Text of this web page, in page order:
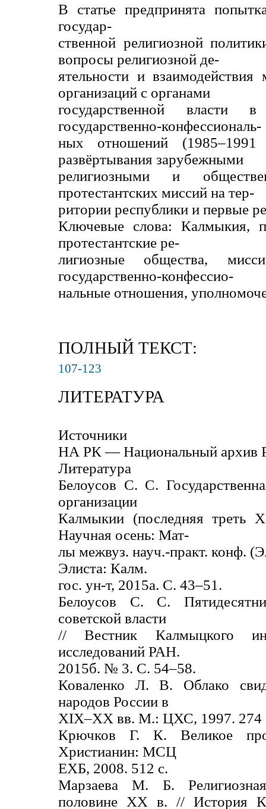
В статье предпринята
государ-
ственной религиозной
вопросы религиозной де-
ятельности и взаимодействия
организаций с органами
государственной власти
государственно-конфессиональ-
ных отношений (1985–1991
развёртывания зарубежными
религиозными и
протестантских миссий на тер-
ритории республики и первые
Ключевые слова: Калмыкия,
протестантские ре-
лигиозные общества,
государственно-конфессио-
нальные отношения,
ПОЛНЫЙ ТЕКСТ:
107-123
ЛИТЕРАТУРА
Источники
НА РК — Национальный архив
Литература
Белоусов С. С.
организации
Калмыкии (последняя
Научная осень: Мат-
лы межвуз. науч.-практ. конф.
Элиста: Калм.
гос. ун-т, 2015а. С. 43–51.
Белоусов С. С.
советской власти
// Вестник Калмыцкого
исследований РАН.
2015б. № 3. С. 54–58.
Коваленко Л. В. Облако
народов России в
XIX–XX вв. М.: ЦХС, 1997. 274
Крючков Г. К. Великое
Христианин: МСЦ
ЕХБ, 2008. 512 с.
Марзаева М. Б.
половине ХХ в. // История